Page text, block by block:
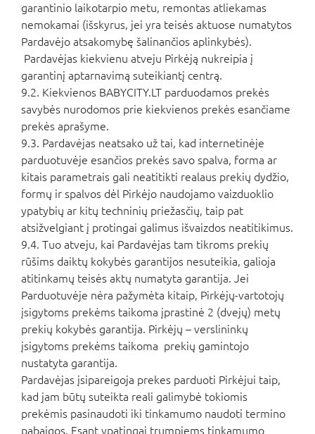
garantinio laikotarpio metu, remontas atliekamas
nemokamai (išskyrus, jei yra teisės aktuose numatytos
Pardavėjo atsakomybę šalinančios aplinkybės).
Pardavėjas kiekvienu atveju Pirkėją nukreipia į
garantinį aptarnavimą suteikiantį centrą.
9.2. Kiekvienos BABYCITY.LT parduodamos prekės
savybės nurodomos prie kiekvienos prekės esančiame
prekės aprašyme.
9.3. Pardavėjas neatsako už tai, kad internetinėje
parduotuvėje esančios prekės savo spalva, forma ar
kitais parametrais gali neatitikti realaus prekių dydžio,
formų ir spalvos dėl Pirkėjo naudojamo vaizduoklio
ypatybių ar kitų techninių priežasčių, taip pat
atsižvelgiant į protingai galimus išvaizdos neatitikimus.
9.4. Tuo atveju, kai Pardavėjas tam tikroms prekių
rūšims daiktų kokybės garantijos nesuteikia, galioja
atitinkamų teisės aktų numatyta garantija. Jei
Parduotuvėje nėra pažymėta kitaip, Pirkėjų-vartotojų
įsigytoms prekėms taikoma įprastinė 2 (dvejų) metų
prekių kokybės garantija. Pirkėjų – verslininkų
įsigytoms prekėms taikoma prekių gamintojo
nustatyta garantija.
Pardavėjas įsipareigoja prekes parduoti Pirkėjui taip,
kad jam būtų suteikta reali galimybė tokiomis
prekėmis pasinaudoti iki tinkamumo naudoti termino
pabaigos. Esant ypatingai trumpiems tinkamumo